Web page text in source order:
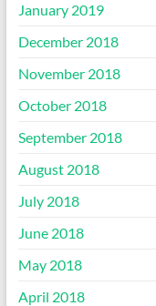
January 2019
December 2018
November 2018
October 2018
September 2018
August 2018
July 2018
June 2018
May 2018
April 2018